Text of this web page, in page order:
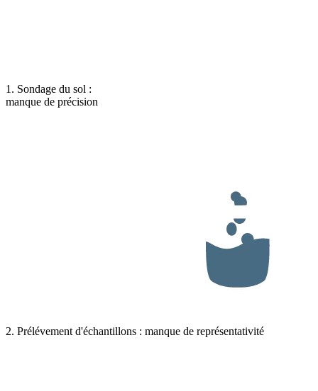
1. Sondage du sol :
manque de précision
2. Prélévement d'échantillons : manque de représentativité